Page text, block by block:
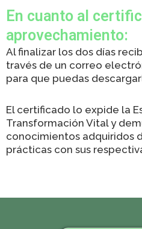
En cuanto al
aprovechamiento:
Al finalizar los dos días
través de un correo
para que puedas
El certificado lo expide la
Transformación Vital y
conocimientos adquiridos
prácticas con sus